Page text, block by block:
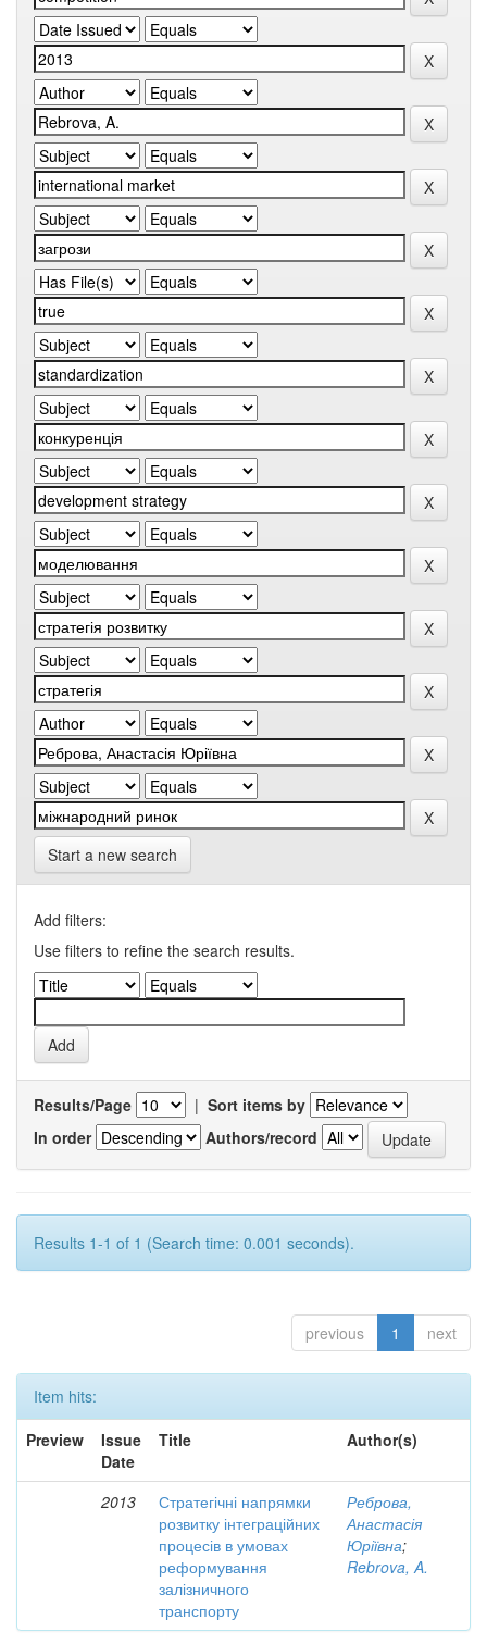
Start a new search
Add filters:
Use filters to refine the search results.
Results/Page | Sort items by
In order
Authors/record
Results 1-1 of 1 (Search time: 0.001 seconds).
previous 1 next
Item hits:
Preview
Issue
Date
Title Author(s)
2013
Стратегічні напрямки
розвитку інтеграційних
процесів в умовах
реформування
залізничного
транспорту
Реброва,
Анастасія
Юріївна;
Rebrova, A.